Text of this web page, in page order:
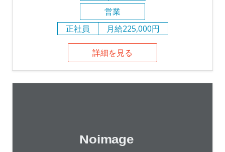
営業
正社員
月給225,000円
詳細を見る